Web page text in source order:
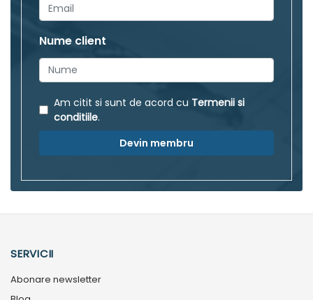
Nume client
Am citit si sunt de acord cu Termenii si
conditiile.
Devin membru
SERVICII
Abonare newsletter